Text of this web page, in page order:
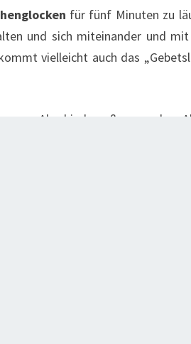
für fünf Minuten zu
und sich miteinander und
vielleicht auch das
Abschiedsgruß geworden.